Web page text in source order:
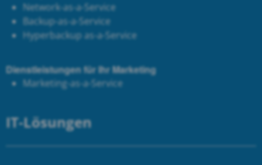
Network-as-a-Service
Backup-as-a-Service
Hyperbackup as-a-Service
Dienstleistungen für Ihr Marketing
Marketing-as-a-Service
IT-Lösungen